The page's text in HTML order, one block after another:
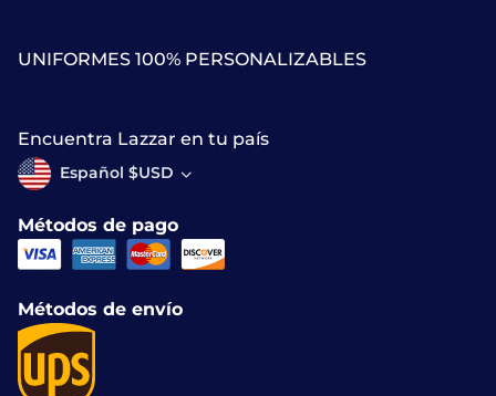
UNIFORMES 100% PERSONALIZABLES
Encuentra Lazzar en tu país
Español $USD
Métodos de pago
Métodos de envío